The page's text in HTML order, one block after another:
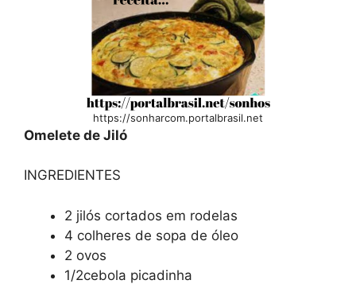
https://sonharcom.portalbrasil.net
Omelete de Jiló
INGREDIENTES
2 jilós cortados em rodelas
4 colheres de sopa de óleo
2 ovos
1/2cebola picadinha